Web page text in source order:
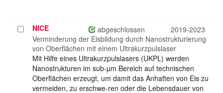
Projekt
auswählen
NICE abgeschlossen
2019-2023
Verminderung der Eisbildung durch Nanostrukturierung
von Oberflächen mit einem Ultrakurzpulslaser
Mit Hilfe eines Ultrakurzpulslasers (UKPL) werden
Nanostrukturen im sub-µm Bereich auf technischen
Oberflächen erzeugt, um damit das Anhaften von Eis zu
vermeiden, zu erschwe-ren oder die Lebensdauer von